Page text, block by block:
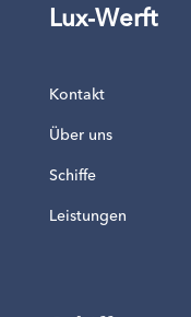
Lux-Werft
Kontakt
Über uns
Schiffe
Leistungen